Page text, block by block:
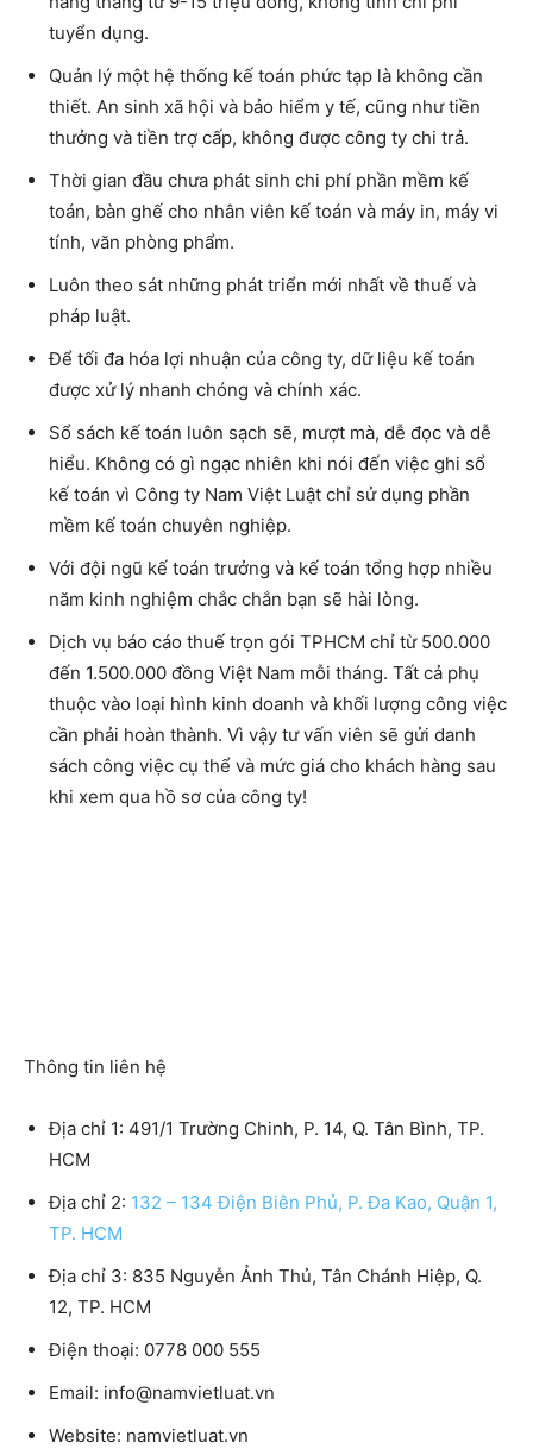
tuyển dụng.
Quản lý một hệ thống kế toán phức tạp là không cần
thiết. An sinh xã hội và bảo hiểm y tế, cũng như tiền
thưởng và tiền trợ cấp, không được công ty chi trả.
Thời gian đầu chưa phát sinh chi phí phần mềm kế
toán, bàn ghế cho nhân viên kế toán và máy in, máy vi
tính, văn phòng phẩm.
Luôn theo sát những phát triển mới nhất về thuế và
pháp luật.
Để tối đa hóa lợi nhuận của công ty, dữ liệu kế toán
được xử lý nhanh chóng và chính xác.
Sổ sách kế toán luôn sạch sẽ, mượt mà, dễ đọc và dễ
hiểu. Không có gì ngạc nhiên khi nói đến việc ghi sổ
kế toán vì Công ty Nam Việt Luật chỉ sử dụng phần
mềm kế toán chuyên nghiệp.
Với đội ngũ kế toán trưởng và kế toán tổng hợp nhiều
năm kinh nghiệm chắc chắn bạn sẽ hài lòng.
Dịch vụ báo cáo thuế trọn gói TPHCM chỉ từ 500.000
đến 1.500.000 đồng Việt Nam mỗi tháng. Tất cả phụ
thuộc vào loại hình kinh doanh và khối lượng công việc
cần phải hoàn thành. Vì vậy tư vấn viên sẽ gửi danh
sách công việc cụ thể và mức giá cho khách hàng sau
khi xem qua hồ sơ của công ty!
Thông tin liên hệ
Địa chỉ 1: 491/1 Trường Chinh, P. 14, Q. Tân Bình, TP.
HCM
Địa chỉ 2: 132 – 134 Điện Biên Phủ, P. Đa Kao, Quận 1,
TP. HCM
Địa chỉ 3: 835 Nguyễn Ảnh Thủ, Tân Chánh Hiệp, Q.
12, TP. HCM
Điện thoại: 0778 000 555
Email: info@namvietluat.vn
Website: namvietluat.vn